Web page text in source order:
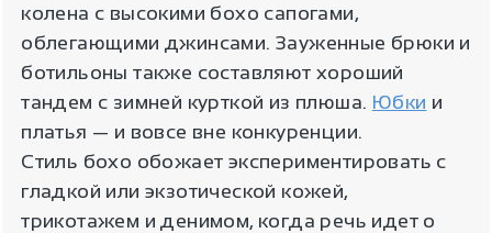
колена с высокими бохо сапогами,
облегающими джинсами. Зауженные брюки и
ботильоны также составляют хороший
тандем с зимней курткой из плюша. Юбки и
платья — и вовсе вне конкуренции.
Стиль бохо обожает экспериментировать с
гладкой или экзотической кожей,
трикотажем и денимом, когда речь идет о